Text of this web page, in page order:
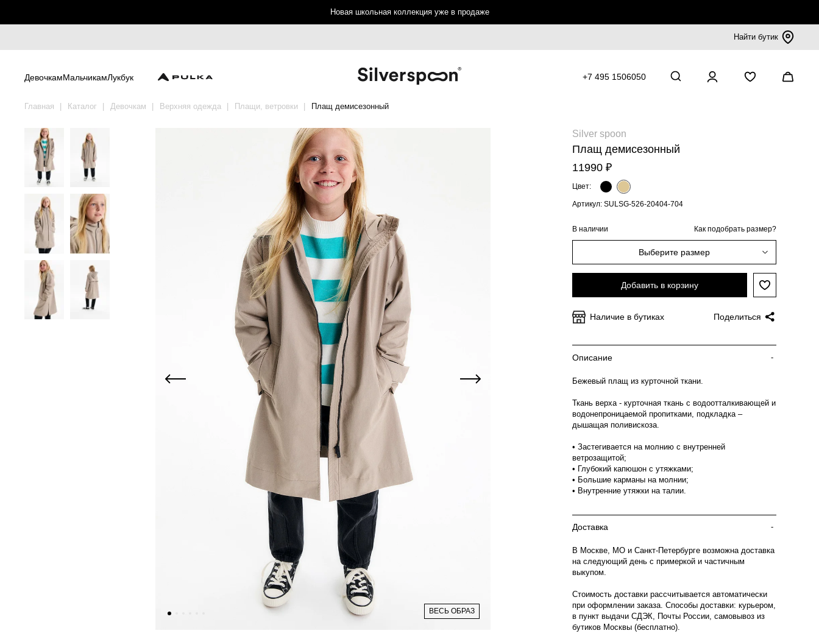
Новая школьная коллекция уже в продаже
Найти бутик
ДевочкамМальчикамЛукбук +7 495 1506050
Главная Каталог Девочкам Верхняя одежда Плащи, ветровки Плащ демисезонный
ВЕСЬ ОБРАЗ
Silver spoon
Плащ демисезонный
11990 ₽
Цвет:
Артикул: SULSG-526-20404-704
В наличии Как подобрать размер?
Выберите размер
Добавить в корзину
Наличие в бутиках Поделиться
Описание -
Бежевый плащ из курточной ткани.
Ткань верха - курточная ткань с водоотталкивающей и
водонепроницаемой пропитками, подкладка –
дышащая поливискоза.
• Застегивается на молнию с внутренней
ветрозащитой;
• Глубокий капюшон с утяжками;
• Большие карманы на молнии;
• Внутренние утяжки на талии.
Доставка -
В Москве, МО и Санкт-Петербурге возможна доставка
на следующий день с примеркой и частичным
выкупом.
Стоимость доставки рассчитывается автоматически
при оформлении заказа. Способы доставки: курьером,
в пункт выдачи СДЭК, Почты России, самовывоз из
бутиков Москвы (бесплатно).